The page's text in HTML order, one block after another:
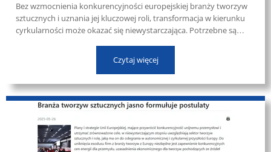
Bez wzmocnienia konkurencyjności europejskiej branży tworzyw
sztucznych i uznania jej kluczowej roli, transformacja w kierunku
cyrkularności może okazać się niewystarczająca. Potrzebne są
współpraca biznesu z decydentami. ...
Czytaj więcej